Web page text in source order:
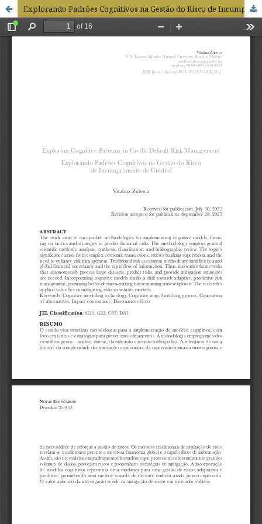
Explorando Padrões Cognitivos na Gestão do Risco de Incumprimento de Crédito